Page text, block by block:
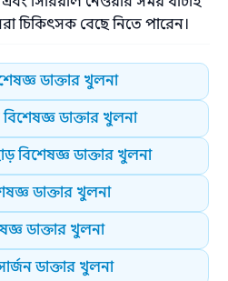
চিকিৎসক বেছে নিতে পারেন।
ডাক্তার খুলনা
ডাক্তার খুলনা
বিশেষজ্ঞ ডাক্তার খুলনা
ডাক্তার খুলনা
ডাক্তার খুলনা
ডাক্তার খুলনা